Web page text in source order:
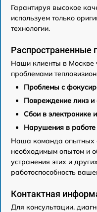
Гарантируя высокое
используем только
технологии.
Распространенные
Наши клиенты в Москве
проблемами
Проблемы с
Повреждение линз и
Сбои в электронике
Нарушения в работе
Наша команда опытных
необходимым опытом и
устранения этих и
работоспособность
Контактная
Для консультации,